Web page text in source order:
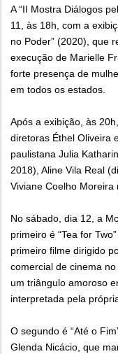
A “II Mostra Diálogos
11, às 18h, com a
no Poder” (2020), que
execução de Marielle
forte presença de
em todos os estados.
Após a exibição, às
diretoras Éthel Oliveira
paulistana Julia
2018), Aline Vila Real
Viviane Coelho
No sábado, dia 12, a
primeiro é “Tea for
primeiro filme dirigido
comercial de cinema
um triângulo amoroso
interpretada pela
O segundo é “Até o
Glenda Nicácio, que